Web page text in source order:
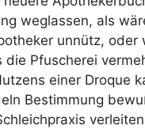
weg­las­sen, als
unnütz, oder
die Pfu­sche­rei
einer Dro­que
Bestim­mung